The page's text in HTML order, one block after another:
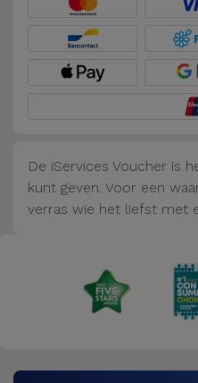
Portemonnees,
Tassen en
Koffers
Mobiliteit,
Computer
Aaccessoires
iPad en
De iServices Voucher is
kunt geven. Voor een
verras wie het liefst met